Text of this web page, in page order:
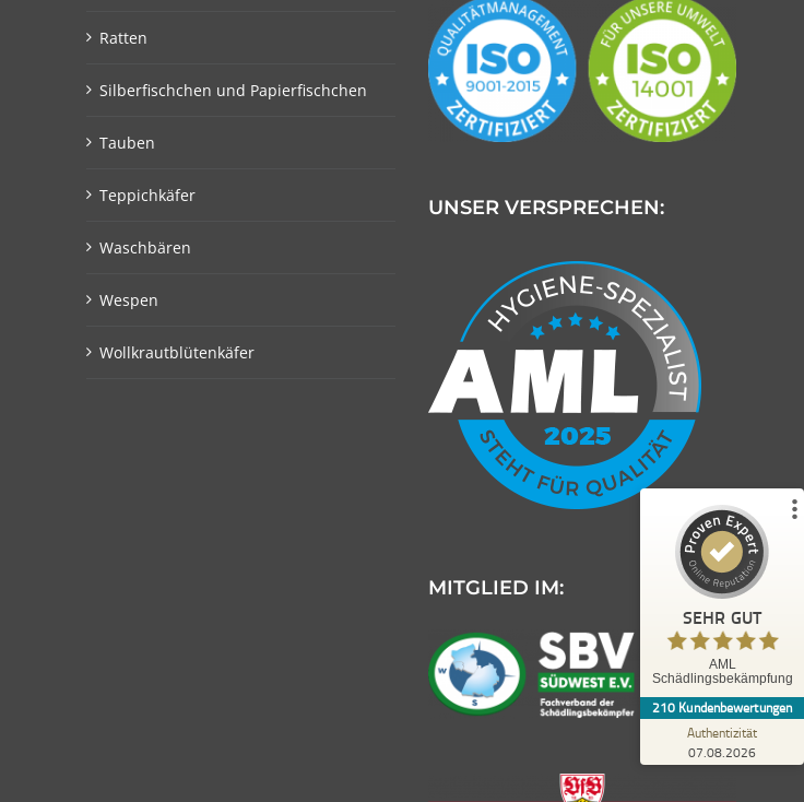
Ratten
Silberfischchen und Papierfischchen
Tauben
Teppichkäfer
Waschbären
Wespen
Wollkrautblütenkäfer
UNSER VERSPRECHEN:
MITGLIED IM:
SEHR GUT
AML
Schädlingsbekämpfung
210 Kundenbewertungen
Authentizität
07.08.2026
Kundenbewertungen und Erfahrungen zu
AML Schädlingsbekämpfung
%
Empfehlungen auf
ProvenExpert.com
SEHR GUT
5,00
22
Bewertungen auf
ProvenExpert.com
188
Blick aufs ProvenExpert-Profil werfen
Anonym
5,00
Ich war mit dem Service äußerst zufrieden. 2
Tage nach der Auftragseingang war der
Mitarbeiter vor Ort und h...